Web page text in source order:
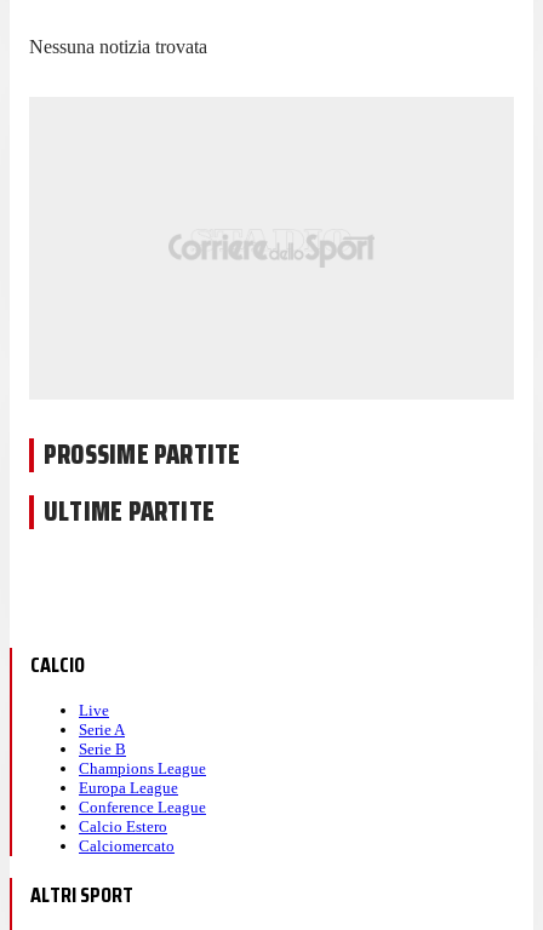
Nessuna notizia trovata
PROSSIME PARTITE
ULTIME PARTITE
CALCIO
Live
Serie A
Serie B
Champions League
Europa League
Conference League
Calcio Estero
Calciomercato
ALTRI SPORT